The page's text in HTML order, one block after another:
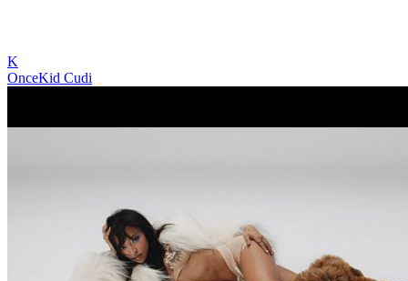
K
OnceKid Cudi